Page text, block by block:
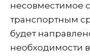
несовместимое
транспортным
будет
необходимости